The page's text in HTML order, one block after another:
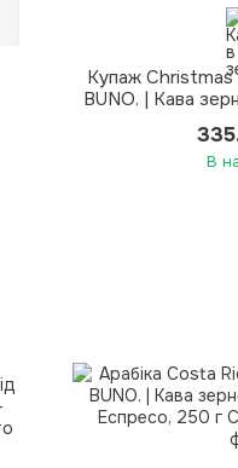
Купаж
BUNO. | Кава
В